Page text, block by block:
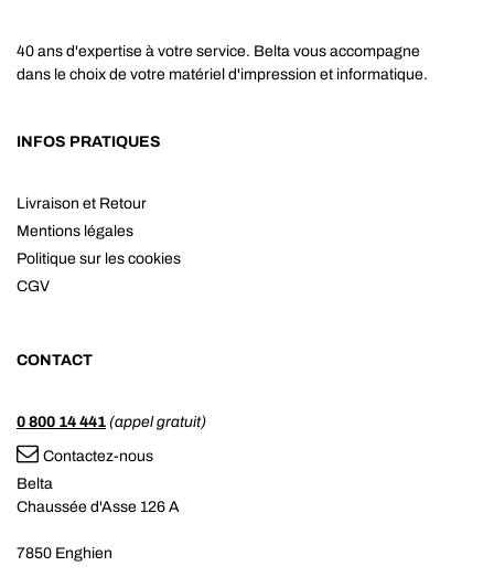
40 ans d'expertise à votre service. Belta vous accompagne
dans le choix de votre matériel d'impression et informatique.
INFOS PRATIQUES
Livraison et Retour
Mentions légales
Politique sur les cookies
CGV
CONTACT
0 800 14 441 (appel gratuit)
Contactez-nous
Belta
Chaussée d'Asse 126 A
7850 Enghien